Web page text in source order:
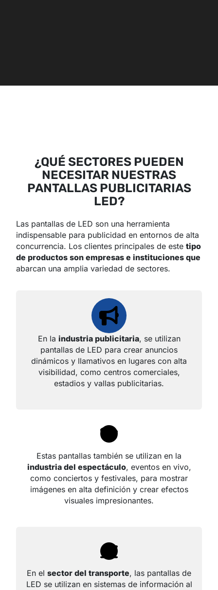
¿QUÉ SECTORES PUEDEN
NECESITAR NUESTRAS
PANTALLAS PUBLICITARIAS
LED?
Las pantallas de LED son una herramienta
indispensable para publicidad en entornos de alta
concurrencia. Los clientes principales de este tipo
de productos son empresas e instituciones que
abarcan una amplia variedad de sectores.
En la industria publicitaria, se utilizan
pantallas de LED para crear anuncios
dinámicos y llamativos en lugares con alta
visibilidad, como centros comerciales,
estadios y vallas publicitarias.
Estas pantallas también se utilizan en la
industria del espectáculo, eventos en vivo,
como conciertos y festivales, para mostrar
imágenes en alta definición y crear efectos
visuales impresionantes.
En el sector del transporte, las pantallas de
LED se utilizan en sistemas de información al